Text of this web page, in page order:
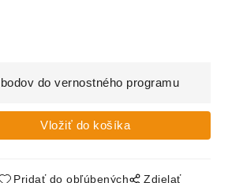
bodov do vernostného programu
Pridať do obľúbených Zdielať